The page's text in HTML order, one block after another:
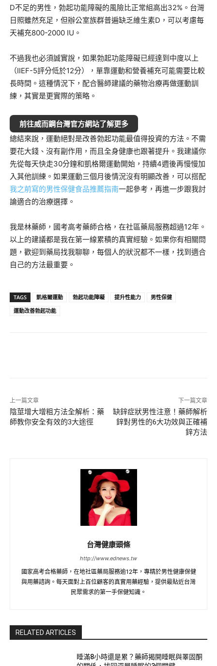
D不足的男性，勃起功能障礙的風險比正常組高出32%。台灣
日照雖然充足，但辦公室族群普遍缺乏維生素D，可以考慮每
天補充800-2000 IU。
不過我也必須誠實說，如果勃起功能障礙已經達到中度以上
（IIEF-5評分低於12分），單靠運動和營養補充可能需要比較
長時間。這種情況下，配合醫師建議的藥物治療再做運動訓
練，其實是更實際的策略。
前往威而鋼台灣官方網站了解更多
總結來說，運動絕對是改善勃起功能最值得投資的方法。不需
要花大錢、沒有副作用，而且全身健康也跟著提升。我建議你
先從每天快走30分鐘和凱格爾運動開始，持續4週後再慢慢加
入其他訓練。如果運動三個月後情況沒有明顯改善，可以搭配
我之前寫的男性保健食品推薦指南一起參考，再進一步跟我討
論適合的治療選擇。
我是林藥師，國考高考藥師合格，在社區藥局服務超過12年。
以上的建議都是我在第一線累積的真實經驗。如果你有相關問
題，歡迎到藥局找我聊聊，每個人的狀況都不一樣，找到適合
自己的方法最重要。
TAGS 凱格爾運動 勃起功能障礙 提升性能力
男性保健
運動改善勃起功能
上一篇文章
陰莖增大增粗方法全解析：藥
師教你安全有效的3大途徑
下一篇文章
缺鋅症狀男性注意！藥師解析
鋅對男性的6大功效與正確補
鋅方法
台灣健康頭條
http://www.ednews.tw
國家高考合格藥師，在地社區藥局服務逾12年，專精於男性健康保健
與用藥諮詢。每天面對上百位顧客的真實用藥經驗，提供最貼近台灣
民眾需求的第一手保健知識。
RELATED ARTICLES
睡滿8小時還是累？藥師揭開睡眠與睪固酮